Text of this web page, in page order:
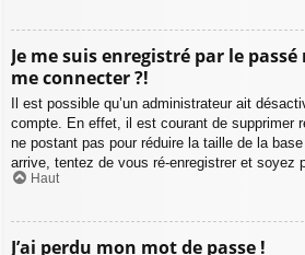
Je me suis enregistré par le
me connecter ?!
Il est possible qu’un administrateur ait
compte. En effet, il est courant de supprimer
ne postant pas pour réduire la taille de la
arrive, tentez de vous ré-enregistrer et soyez
Haut
J’ai perdu mon mot de passe !